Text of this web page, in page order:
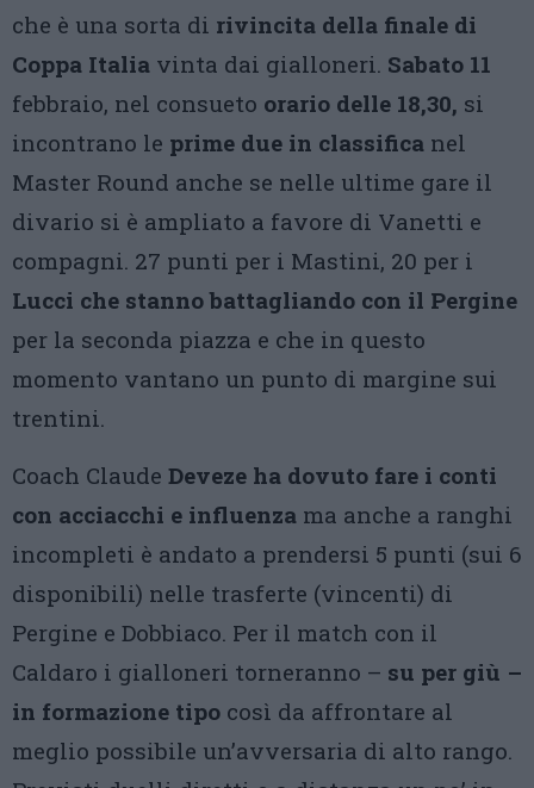
che è una sorta di rivincita della finale di
Coppa Italia vinta dai gialloneri. Sabato 11
febbraio, nel consueto orario delle 18,30, si
incontrano le prime due in classifica nel
Master Round anche se nelle ultime gare il
divario si è ampliato a favore di Vanetti e
compagni. 27 punti per i Mastini, 20 per i
Lucci che stanno battagliando con il Pergine
per la seconda piazza e che in questo
momento vantano un punto di margine sui
trentini.
Coach Claude Deveze ha dovuto fare i conti
con acciacchi e influenza ma anche a ranghi
incompleti è andato a prendersi 5 punti (sui 6
disponibili) nelle trasferte (vincenti) di
Pergine e Dobbiaco. Per il match con il
Caldaro i gialloneri torneranno – su per giù –
in formazione tipo così da affrontare al
meglio possibile un’avversaria di alto rango.